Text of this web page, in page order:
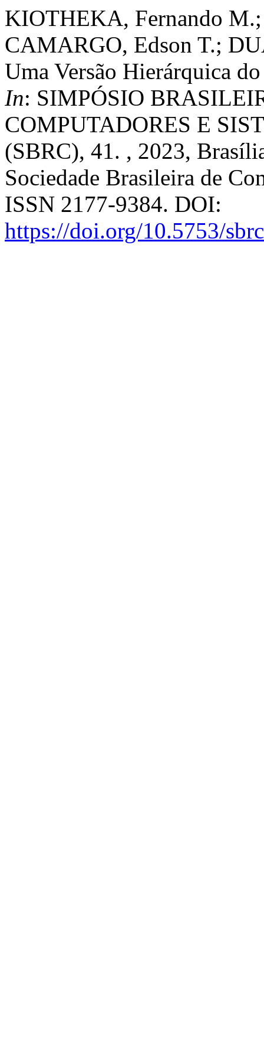
KIOTHEKA, Fernando
CAMARGO, Edson T.;
Uma Versão Hierárquica
In: SIMPÓSIO
COMPUTADORES E
(SBRC), 41. , 2023,
Sociedade Brasileira de
ISSN 2177-9384. DOI:
https://doi.org/10.5753/